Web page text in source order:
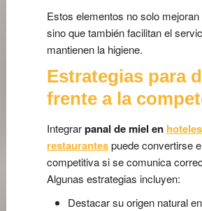
Estos elementos no solo
sino que también facilitan el
mantienen la higiene.
Estrategias para
frente a la
Integrarpanal de miel en
restaurantespuede convertirse
competitiva si se comunica
Algunas estrategias incluyen:
Destacar su origen natural